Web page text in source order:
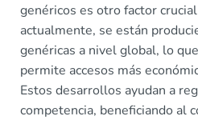
genéricos es otro factor
actualmente, se están
genéricas a nivel global, lo
permite accesos más
Estos desarrollos ayudan a
competencia, beneficiando al